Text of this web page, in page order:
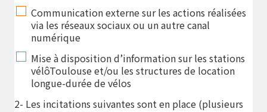
Communication externe sur les actions réalisées
via les réseaux sociaux ou un autre canal
numérique
Mise à disposition d’information sur les stations
vélôToulouse et/ou les structures de location
longue-durée de vélos
2- Les incitations suivantes sont en place (plusieurs